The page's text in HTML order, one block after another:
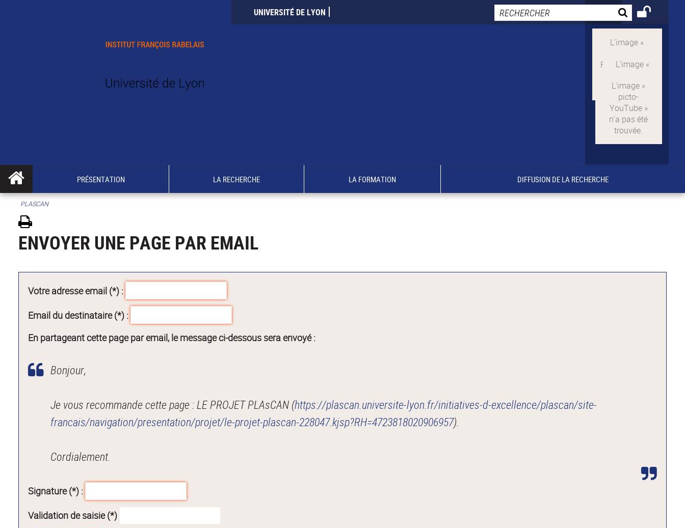
UNIVERSITÉ DE LYON
PRÉSENTATION LA RECHERCHE LA FORMATION DIFFUSION DE LA RECHERCHE
PLASCAN
ENVOYER UNE PAGE PAR EMAIL
Votre adresse email (*) :
Email du destinataire (*) :
En partageant cette page par email, le message ci-dessous sera envoyé :
Bonjour,
Je vous recommande cette page : LE PROJET PLAsCAN (https://plascan.universite-lyon.fr/initiatives-d-excellence/plascan/site-
francais/navigation/presentation/projet/le-projet-plascan-228047.kjsp?RH=4723818020906957).
Cordialement.
Signature (*) :
Validation de saisie (*)